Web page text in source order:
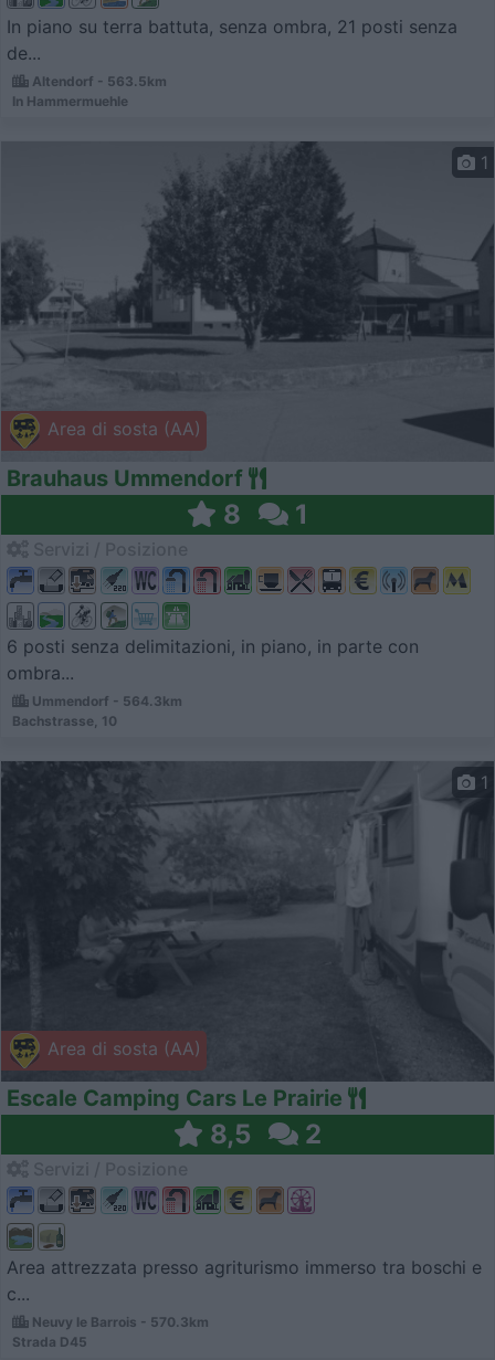
In piano su terra battuta, senza ombra, 21 posti senza
de...
Altendorf - 563.5km
In Hammermuehle
Area di sosta (AA)
1
Brauhaus Ummendorf
8 1
6 posti senza delimitazioni, in piano, in parte con
ombra...
Ummendorf - 564.3km
Bachstrasse, 10
Area di sosta (AA)
1
Escale Camping Cars Le Prairie
8,5 2
Area attrezzata presso agriturismo immerso tra boschi e
c...
Neuvy le Barrois - 570.3km
Strada D45